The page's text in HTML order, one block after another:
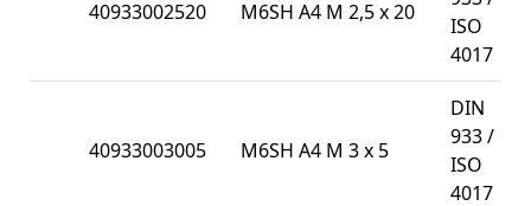
40933002520 M6SH A4 M 2,5 x 20
ISO
4017
40933003005 M6SH A4 M 3 x 5
DIN
933 /
ISO
4017